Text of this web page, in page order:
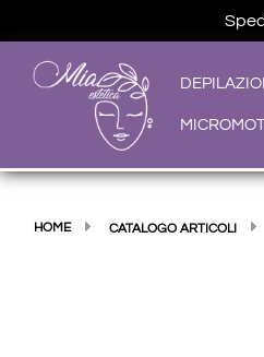
HOME CATALOGO ARTICOLI